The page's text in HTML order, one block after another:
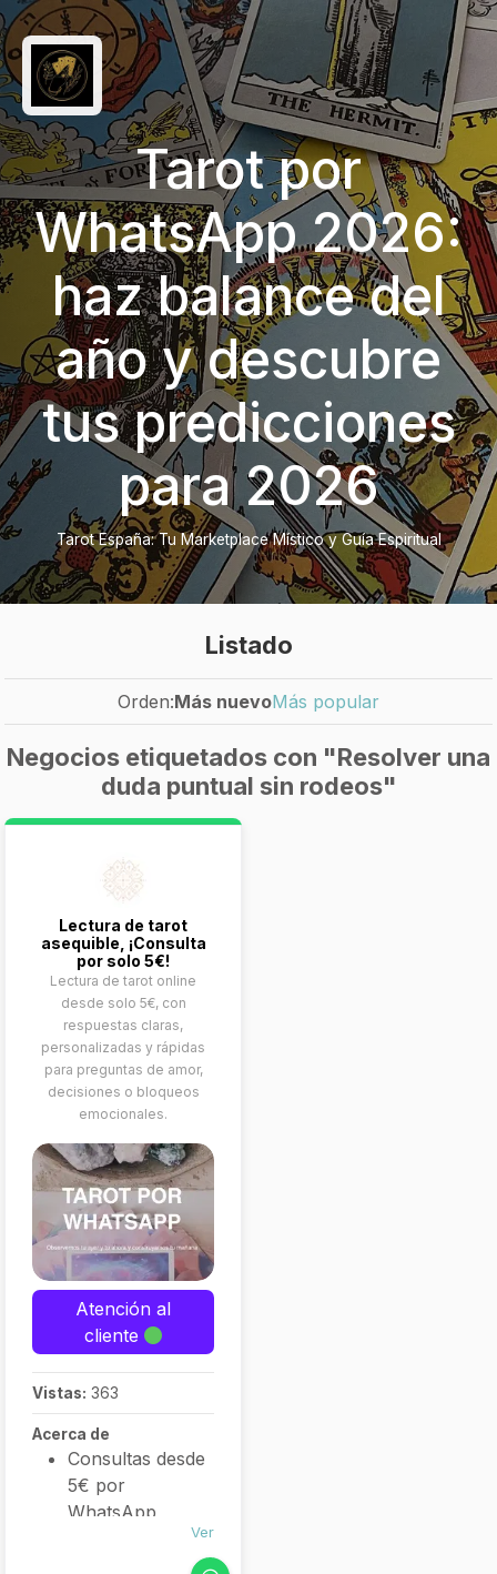
Tarot por
WhatsApp 2026:
haz balance del
año y descubre
tus predicciones
para 2026
Tarot España: Tu Marketplace Místico y Guía Espiritual
Listado
Orden:Más nuevoMás popular
Negocios etiquetados con "Resolver una
duda puntual sin rodeos"
Lectura de tarot
asequible, ¡Consulta
por solo 5€!
Lectura de tarot online
desde solo 5€, con
respuestas claras,
personalizadas y rápidas
para preguntas de amor,
decisiones o bloqueos
emocionales.
Atención al
cliente
Vistas: 363
Acerca de
Consultas desde
5€ por
WhatsApp
Ver